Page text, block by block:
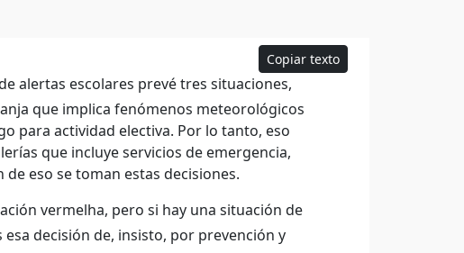
Copiar texto
alertas escolares prevé tres situaciones,
que implica fenómenos meteorológicos
para actividad electiva. Por lo tanto, eso
que incluye servicios de emergencia,
eso se toman estas decisiones.
vermelha, pero si hay una situación de
decisión de, insisto, por prevención y